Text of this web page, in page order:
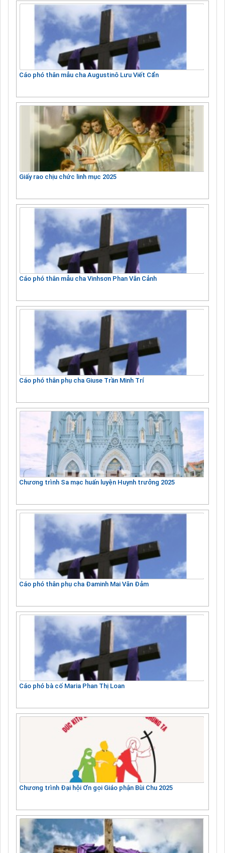
Cáo phó thân mẫu cha Augustinô Lưu Viết Cẩn
Giấy rao chịu chức linh mục 2025
Cáo phó thân mẫu cha Vinhsơn Phan Văn Cảnh
Cáo phó thân phụ cha Giuse Trần Minh Trí
Chương trình Sa mạc huấn luyện Huynh trưởng 2025
Cáo phó thân phụ cha Đaminh Mai Văn Đảm
Cáo phó bà cố Maria Phan Thị Loan
Chương trình Đại hội Ơn gọi Giáo phận Bùi Chu 2025